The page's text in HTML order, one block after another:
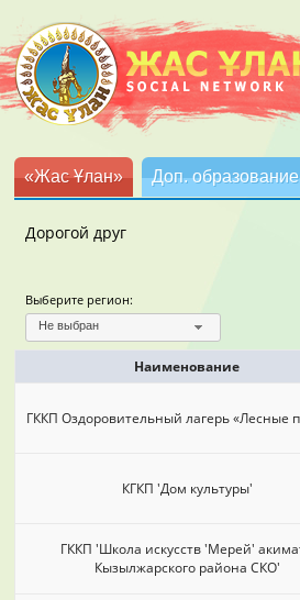
«Жас Ұлан» Доп. образование
Дорогой друг
Выберите регион:
Не выбран
Наименование
ГККП Оздоровительный лагерь «Лесные
КГКП 'Дом культуры'
ГККП 'Школа искусств 'Мерей'
Кызылжарского района СКО'